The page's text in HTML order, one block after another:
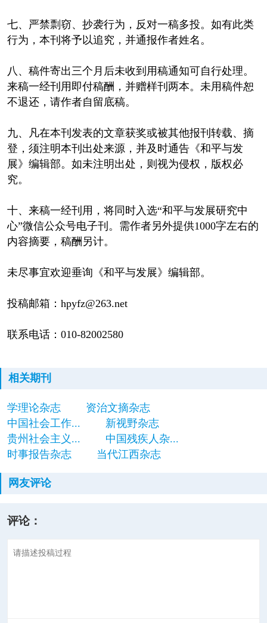
七、严禁剽窃、抄袭行为，反对一稿多投。如有此类
行为，本刊将予以追究，并通报作者姓名。
八、稿件寄出三个月后未收到用稿通知可自行处理。
来稿一经刊用即付稿酬，并赠样刊两本。未用稿件恕
不退还，请作者自留底稿。
九、凡在本刊发表的文章获奖或被其他报刊转载、摘
登，须注明本刊出处来源，并及时通告《和平与发
展》编辑部。如未注明出处，则视为侵权，版权必
究。
十、来稿一经刊用，将同时入选“和平与发展研究中
心”微信公众号电子刊。需作者另外提供1000字左右的
内容摘要，稿酬另计。
未尽事宜欢迎垂询《和平与发展》编辑部。
投稿邮箱：hpyfz@263.net
联系电话：010-82002580
相关期刊
学理论杂志
资治文摘杂志
中国社会工作...
新视野杂志
贵州社会主义...
中国残疾人杂...
时事报告杂志
当代江西杂志
网友评论
评论：